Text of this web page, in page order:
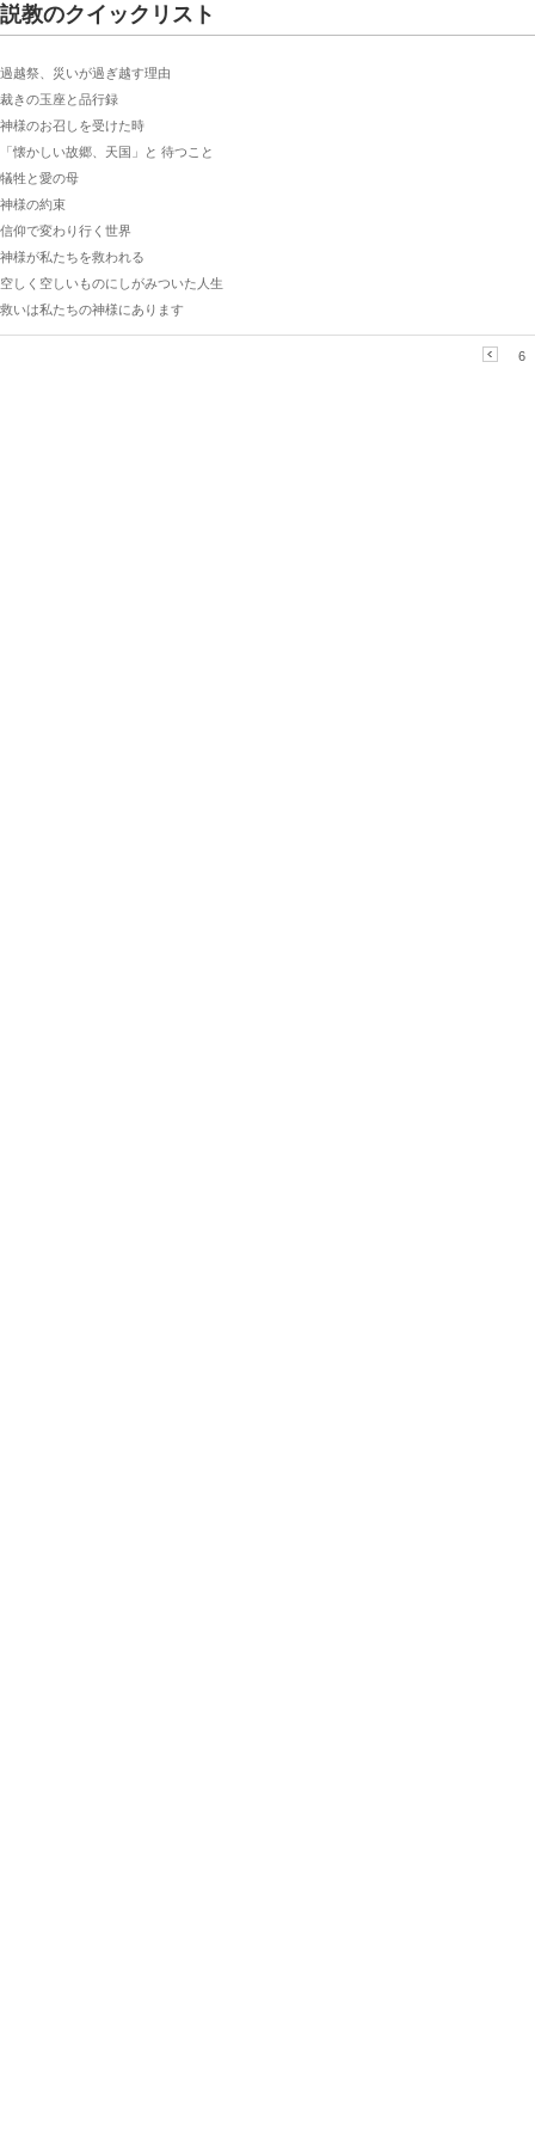
説教のクイックリスト
過越祭、災いが過ぎ越す理由
裁きの玉座と品行録
神様のお召しを受けた時
「懐かしい故郷、天国」と 待つこと
犠牲と愛の母
神様の約束
信仰で変わり行く世界
神様が私たちを救われる
空しく空しいものにしがみついた人生
救いは私たちの神様にあります
6